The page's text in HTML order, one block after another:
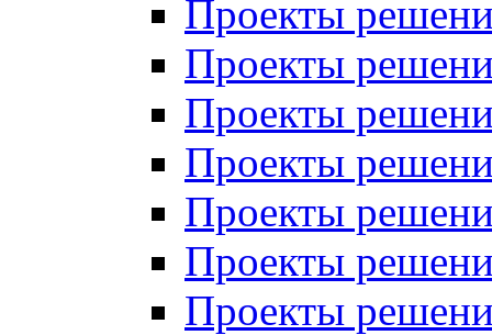
Проекты
Проекты
Проекты
Проекты
Проекты
Проекты
Проекты